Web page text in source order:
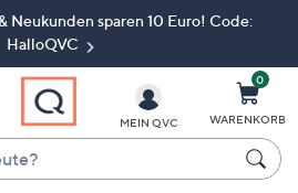
Neukunden sparen 10 Euro! Code:
HalloQVC
MEIN QVC
0
WARENKORB